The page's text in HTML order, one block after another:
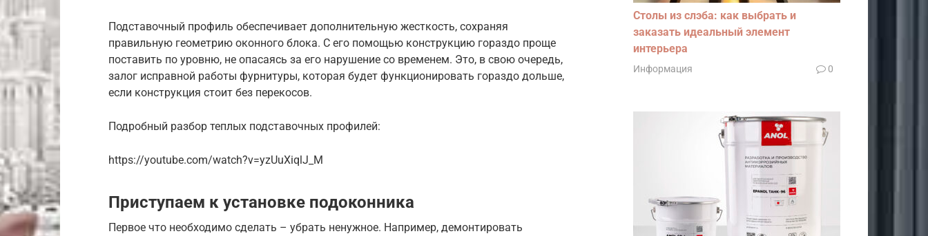
Подставочный профиль обеспечивает дополнительную жесткость, сохраняя
правильную геометрию оконного блока. С его помощью конструкцию гораздо проще
поставить по уровню, не опасаясь за его нарушение со временем. Это, в свою очередь,
залог исправной работы фурнитуры, которая будет функционировать гораздо дольше,
если конструкция стоит без перекосов.
Подробный разбор теплых подставочных профилей:
https://youtube.com/watch?v=yzUuXiqlJ_M
Приступаем к установке подоконника
Первое что необходимо сделать – убрать ненужное. Например, демонтировать
Столы из слэба: как выбрать и
заказать идеальный элемент
интерьера
Информация 0